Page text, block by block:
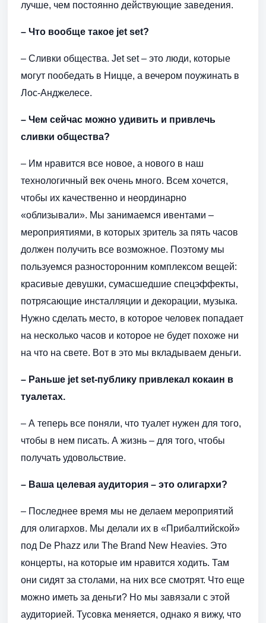
лучше, чем постоянно действующие заведения.
– Что вообще такое jet set?
– Сливки общества. Jet set – это люди, которые
могут пообедать в Ницце, а вечером поужинать в
Лос-Анджелесе.
– Чем сейчас можно удивить и привлечь
сливки общества?
– Им нравится все новое, а нового в наш
технологичный век очень много. Всем хочется,
чтобы их качественно и неординарно
«облизывали». Мы занимаемся ивентами –
мероприятиями, в которых зритель за пять часов
должен получить все возможное. Поэтому мы
пользуемся разносторонним комплексом вещей:
красивые девушки, сумасшедшие спецэффекты,
потрясающие инсталляции и декорации, музыка.
Нужно сделать место, в которое человек попадает
на несколько часов и которое не будет похоже ни
на что на свете. Вот в это мы вкладываем деньги.
– Раньше jet set-публику привлекал кокаин в
туалетах.
– А теперь все поняли, что туалет нужен для того,
чтобы в нем писать. А жизнь – для того, чтобы
получать удовольствие.
– Ваша целевая аудитория – это олигархи?
– Последнее время мы не делаем мероприятий
для олигархов. Мы делали их в «Прибалтийской»
под De Phazz или The Brand New Heavies. Это
концерты, на которые им нравится ходить. Там
они сидят за столами, на них все смотрят. Что еще
можно иметь за деньги? Но мы завязали с этой
аудиторией. Тусовка меняется, однако я вижу, что